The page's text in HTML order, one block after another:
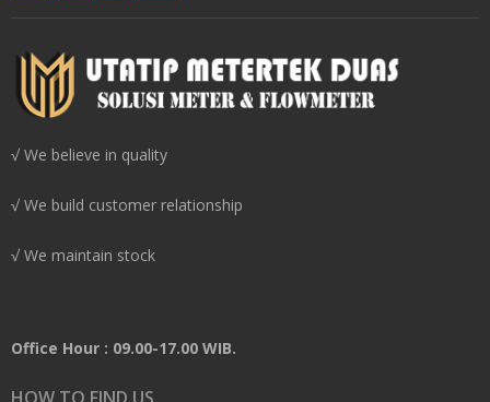
√ We believe in quality
√ We build customer relationship
√ We maintain stock
Office Hour : 09.00-17.00 WIB.